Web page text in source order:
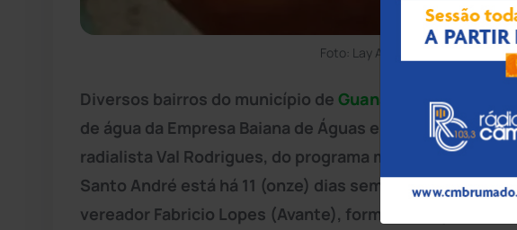
Foto: Lay Amorim/Achei Sudoeste
Diversos bairros do município de Guanambi
estão há
de água da Empresa Baiana de Águas e Saneamento
radialista Val Rodrigues, do programa matinal 104
Santo André está há 11 (onze) dias sem água, como
vereador Fabricio Lopes (Avante), formulou